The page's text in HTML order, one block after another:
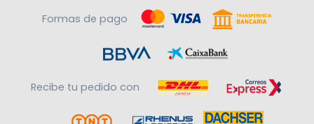
Formas de pago
Recibe tu pedido con